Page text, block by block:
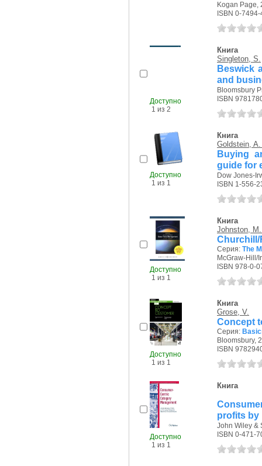
Kogan Page,
ISBN 0-
Доступно
1 из 2
Книга
Singleton, S.
Beswick
and
Bloomsbury
ISBN
Доступно
1 из 1
Книга
Goldstein,
Buying
guide for
Dow Jones-
ISBN 1-556-
Доступно
1 из 1
Книга
Johnston,
Churchill/
Серия: The
McGraw-Hill/
ISBN 978-0-
Доступно
1 из 1
Книга
Grose, V.
Concept
Серия:
Bloomsbury,
ISBN
Доступно
1 из 1
Книга
profits by
John Wiley &
ISBN 0-471-